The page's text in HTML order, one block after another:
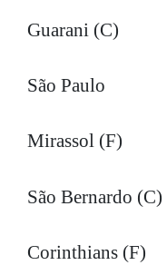
Guarani (C)
São Paulo
Mirassol (F)
São Bernardo (C)
Corinthians (F)